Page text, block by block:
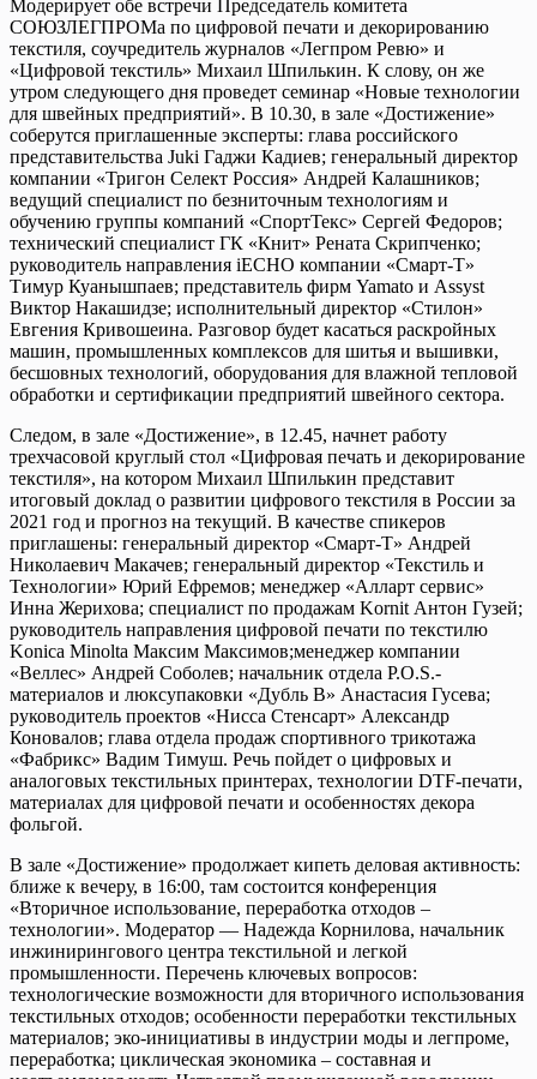
Модерирует обе встречи Председатель комитета
СОЮЗЛЕГПРОМа по цифровой печати и декорированию
текстиля, соучредитель журналов «Легпром Ревю» и
«Цифровой текстиль» Михаил Шпилькин. К слову, он же
утром следующего дня проведет семинар «Новые технологии
для швейных предприятий». В 10.30, в зале «Достижение»
соберутся приглашенные эксперты: глава российского
представительства Juki Гаджи Кадиев; генеральный директор
компании «Тригон Селект Россия» Андрей Калашников;
ведущий специалист по безниточным технологиям и
обучению группы компаний «СпортТекс» Сергей Федоров;
технический специалист ГК «Книт» Рената Скрипченко;
руководитель направления iECHO компании «Смарт-Т»
Тимур Куанышпаев; представитель фирм Yamato и Assyst
Виктор Накашидзе; исполнительный директор «Стилон»
Евгения Кривошеина. Разговор будет касаться раскройных
машин, промышленных комплексов для шитья и вышивки,
бесшовных технологий, оборудования для влажной тепловой
обработки и сертификации предприятий швейного сектора.
Следом, в зале «Достижение», в 12.45, начнет работу
трехчасовой круглый стол «Цифровая печать и декорирование
текстиля», на котором Михаил Шпилькин представит
итоговый доклад о развитии цифрового текстиля в России за
2021 год и прогноз на текущий. В качестве спикеров
приглашены: генеральный директор «Смарт-Т» Андрей
Николаевич Макачев; генеральный директор «Текстиль и
Технологии» Юрий Ефремов; менеджер «Алларт сервис»
Инна Жерихова; специалист по продажам Kornit Антон Гузей;
руководитель направления цифровой печати по текстилю
Konica Minolta Максим Максимов;менеджер компании
«Веллес» Андрей Соболев; начальник отдела P.O.S.-
материалов и люксупаковки «Дубль В» Анастасия Гусева;
руководитель проектов «Нисса Стенсарт» Александр
Коновалов; глава отдела продаж спортивного трикотажа
«Фабрикс» Вадим Тимуш. Речь пойдет о цифровых и
аналоговых текстильных принтерах, технологии DTF-печати,
материалах для цифровой печати и особенностях декора
фольгой.
В зале «Достижение» продолжает кипеть деловая активность:
ближе к вечеру, в 16:00, там состоится конференция
«Вторичное использование, переработка отходов –
технологии». Модератор — Надежда Корнилова, начальник
инжинирингового центра текстильной и легкой
промышленности. Перечень ключевых вопросов:
технологические возможности для вторичного использования
текстильных отходов; особенности переработки текстильных
материалов; эко-инициативы в индустрии моды и легпроме,
переработка; циклическая экономика – составная и